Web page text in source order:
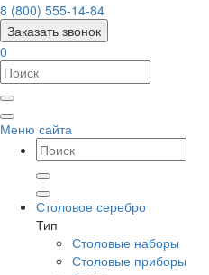
8 (800) 555-14-84
Заказать звонок
0
Меню сайта
Столовое серебро
Тип
Столовые наборы
Столовые приборы